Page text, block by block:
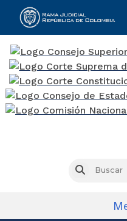
Buscar